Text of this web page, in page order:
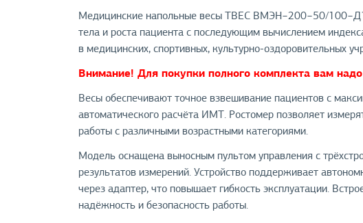
Медицинские напольные весы ТВЕС ВМЭН−200−50/
тела и роста пациента с последующим вычислением
в медицинских, спортивных, культурно-оздоровительных
Внимание! Для покупки полного комплекта вам
Весы обеспечивают точное взвешивание пациентов с
автоматического расчёта ИМТ. Ростомер позволяет
работы с различными возрастными категориями.
Модель оснащена выносным пультом управления с
результатов измерений. Устройство поддерживает
через адаптер, что повышает гибкость эксплуатации.
надёжность и безопасность работы.